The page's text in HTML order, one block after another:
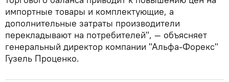
импортные товары и комплектующие, а
дополнительные затраты производители
перекладывают на потребителей", — объясняет
генеральный директор компании "Альфа-Форекс"
Гузель Проценко.